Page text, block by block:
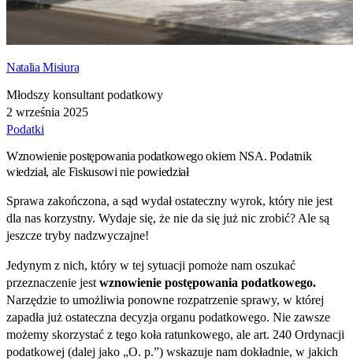
Natalia Misiura
Młodszy konsultant podatkowy
2 września 2025
Podatki
Wznowienie postępowania podatkowego okiem NSA. Podatnik
wiedział, ale Fiskusowi nie powiedział
Sprawa zakończona, a sąd wydał ostateczny wyrok, który nie jest
dla nas korzystny. Wydaje się, że nie da się już nic zrobić? Ale są
jeszcze tryby nadzwyczajne!
Jedynym z nich, który w tej sytuacji pomoże nam oszukać
przeznaczenie jest wznowienie postępowania podatkowego.
Narzędzie to umożliwia ponowne rozpatrzenie sprawy, w której
zapadła już ostateczna decyzja organu podatkowego. Nie zawsze
możemy skorzystać z tego koła ratunkowego, ale art. 240 Ordynacji
podatkowej (dalej jako „O. p.”) wskazuje nam dokładnie, w jakich